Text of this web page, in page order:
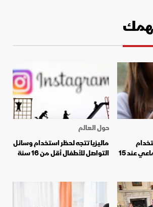
وسائل التواصل الاجتماعي عند 15
حول العالم
ماليزيا تتجه لحظر استخدام وسائل
التواصل للأطفال أقل من 16 سنة